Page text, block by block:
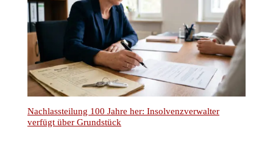
Nachlassteilung 100 Jahre her: Insolvenzverwalter
verfügt über Grundstück